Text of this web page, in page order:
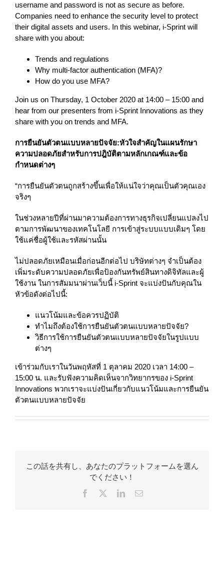
username and password is not as secure as before.
Companies need to enhance the security level to protect
their digital assets and users. In this webinar, i-Sprint will
share with you about:
Trends and regulations
Why multi-factor authentication (MFA)?
How do you use MFA?
Join us on Thursday, 1 October 2020 at 14:00 – 15:00 and
hear from our presenters from i-Sprint Innovations as they
share with you on trends and MFA.
การยืนยันตัวตนแบบหลายปัจจัย:หัวใจสำคัญในแผนรักษา
ความปลอดภัยสำหรับการปฎิบัติตามหลักเกณฑ์และข้อ
กำหนดต่างๆ
“การยืนยันตัวตนถูกสร้างขึ้นเพื่อให้แน่ใจว่าคุณเป็นตัวคุณเอง
จริงๆ
ในช่วงหลายปีที่ผ่านมาความต้องการทางธุรกิจเปลี่ยนแปลงไป
ตามการพัฒนาของเทคโนโลยี การเข้าสู่ระบบแบบเดิมๆ โดย
ใช้แค่ชื่อผู้ใช้และรหัสผ่านนั้น
ไม่ปลอดภัยเหมือนเมื่อก่อนอีกต่อไป บริษัทต่างๆ จำเป็นต้อง
เพิ่มระดับความปลอดภัยเพื่อป้องกันทรัพย์สินทางดิจิทัลและผู้
ใช้งาน ในการสัมมนาผ่านเว็บนี้ i-Sprint จะแบ่งปันกับคุณใน
หัวข้อดังต่อไปนี้:
แนวโน้มและข้อควรปฏิบัติ
ทำไมถึงต้องใช้การยืนยันตัวตนแบบหลายปัจจัย?
วิธีการใช้การยืนยันตัวตนแบบหลายปัจจัยในรูปแบบ
ต่างๆ
เข้าร่วมกับเราในวันพฤหัสที่ 1 ตุลาคม 2020 เวลา 14:00 –
15:00 น. และรับฟังความคิดเห็นจากวิทยากรของ i-Sprint
Innovations พวกเราจะแบ่งปันเกี่ยวกับแนวโน้มและการยืนยัน
ตัวตนแบบหลายปัจจัย
この話を共有し、あなたのプラットフォームを選ん
でください！
Facebook LinkedInEmail